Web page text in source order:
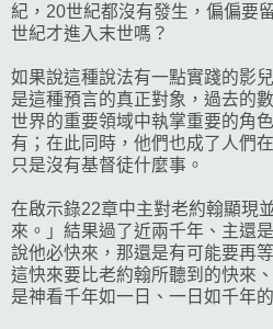
紀，20世紀都沒有發生，偏偏要
世紀才進入末世嗎？
如果說這種說法有一點實踐的影
是這種預言的真正對象，過去的
世界的重要領域中執掌重要的角
有；在此同時，他們也成了人們
只是沒有基督徒什麼事。
在啟示錄22章中主對老約翰顯現
來。」結果過了近兩千年、主還
說他必快來，那還是有可能要再
這快來要比老約翰所聽到的快來
是神看千年如一日、一日如千年的